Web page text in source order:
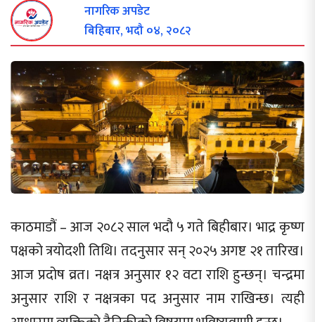
नागरिक अपडेट
बिहिबार, भदौ ०४, २०८२
काठमाडौं – आज २०८२ साल भदौ ५ गते बिहीबार। भाद्र कृष्ण
पक्षको त्रयोदशी तिथि। तदनुसार सन् २०२५ अगष्ट २१ तारिख।
आज प्रदोष व्रत। नक्षत्र अनुसार १२ वटा राशि हुन्छन्। चन्द्रमा
अनुसार राशि र नक्षत्रका पद अनुसार नाम राखिन्छ। त्यही